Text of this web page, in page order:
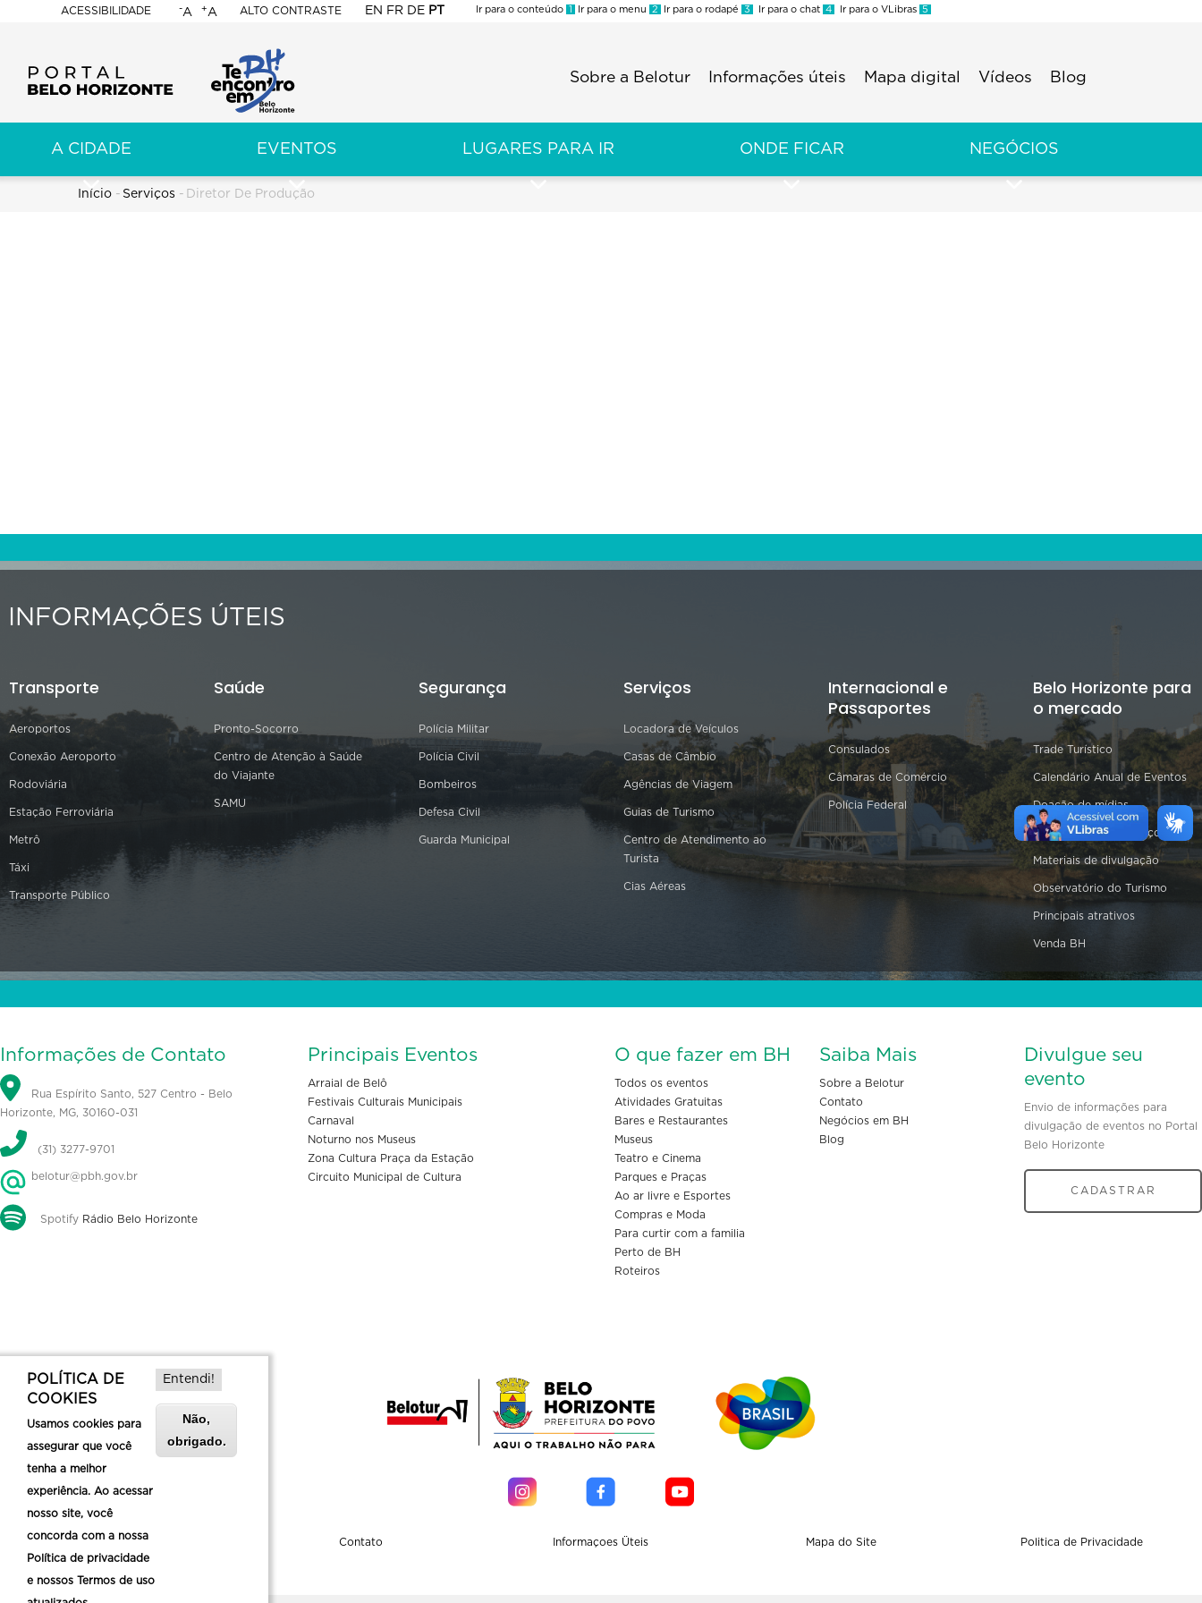
ACESSIBILIDADE
BELO
HORIZONTE
-A +A ALTO CONTRASTE EN FR DE PT
Ir para o conteúdo 1 Ir para o menu 2 Ir para o rodapé 3 Ir para o chat 4 Ir para o VLibras 5
Sobre a Belotur Informações úteis Mapa digital Vídeos Blog
A CIDADE EVENTOS LUGARES PARA IR ONDE FICAR NEGÓCIOS
Trilha
Início - Serviços - Diretor De Produção
INFORMAÇÕES ÚTEIS
Transporte
Aeroportos
Conexão Aeroporto
Rodoviária
Estação Ferroviária
Metrô
Táxi
Transporte Público
Saúde
Pronto-Socorro
Centro de Atenção à Saúde
do Viajante
SAMU
Segurança
Polícia Militar
Polícia Civil
Bombeiros
Defesa Civil
Guarda Municipal
Serviços
Locadora de Veículos
Casas de Câmbio
Agências de Viagem
Guias de Turismo
Centro de Atendimento ao
Turista
Cias Aéreas
Internacional e
Passaportes
Consulados
Câmaras de Comércio
Polícia Federal
Belo Horizonte para
o mercado
Trade Turístico
Calendário Anual de Eventos
Doação de mídias
Equipamentos e serviços
Materiais de divulgação
Observatório do Turismo
Principais atrativos
Venda BH
Informações de Contato
Rua Espírito Santo, 527 Centro - Belo
Horizonte, MG, 30160-031
(31) 3277-9701
belotur@pbh.gov.br
Spotify Rádio Belo Horizonte
Principais Eventos
Arraial de Belô
Festivais Culturais Municipais
Carnaval
Noturno nos Museus
Zona Cultura Praça da Estação
Circuito Municipal de Cultura
O que fazer em BH
Todos os eventos
Atividades Gratuitas
Bares e Restaurantes
Museus
Teatro e Cinema
Parques e Praças
Ao ar livre e Esportes
Compras e Moda
Para curtir com a familia
Perto de BH
Roteiros
Saiba Mais
Sobre a Belotur
Contato
Negócios em BH
Blog
Divulgue seu
evento
Envio de informações para
divulgação de eventos no Portal
Belo Horizonte
CADASTRAR
Sobre a Belotur Contato Informaçoes Üteis Mapa do Site Politica de Privacidade
POLÍTICA DE
COOKIES
Usamos cookies para
assegurar que você
tenha a melhor
experiência. Ao acessar
nosso site, você
concorda com a nossa
Política de privacidade
e nossos Termos de uso
Entendi!
Não,
obrigado.